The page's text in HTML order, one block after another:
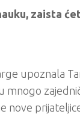
zaista
upoznala
mnogo
nove